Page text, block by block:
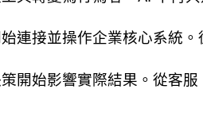
連接並操作企業核心系統
開始影響實際結果。從客